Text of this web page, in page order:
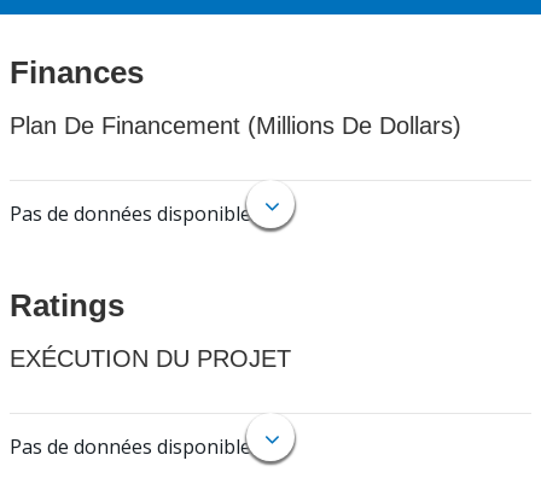
Finances
Plan De Financement (Millions De Dollars)
Pas de données disponibles.
Ratings
EXÉCUTION DU PROJET
Pas de données disponibles.